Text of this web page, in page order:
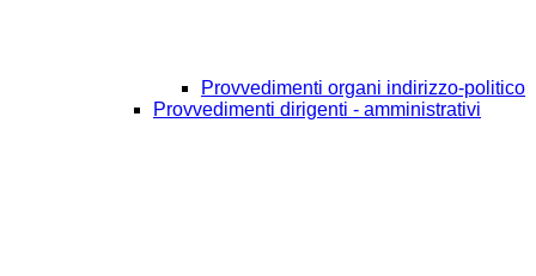
Provvedimenti organi indirizzo-politico
Provvedimenti dirigenti - amministrativi